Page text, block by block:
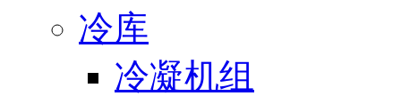
冷库
冷凝机组